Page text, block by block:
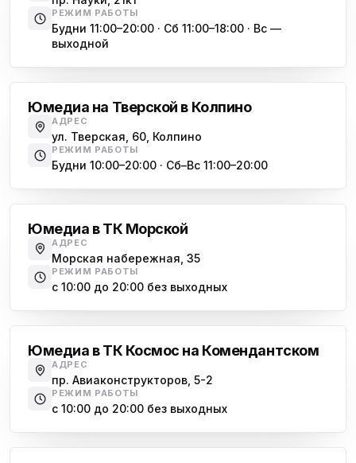
РЕЖИМ РАБОТЫ
Будни 11:00–20:00 · Сб 11:00–18:00 · Вс —
выходной
Юмедиа на Тверской в Колпино
АДРЕС
ул. Тверская, 60, Колпино
РЕЖИМ РАБОТЫ
Будни 10:00–20:00 · Сб–Вс 11:00–20:00
Юмедиа в ТК Морской
АДРЕС
Морская набережная, 35
РЕЖИМ РАБОТЫ
с 10:00 до 20:00 без выходных
Юмедиа в ТК Космос на Комендантском
АДРЕС
пр. Авиаконструкторов, 5-2
РЕЖИМ РАБОТЫ
с 10:00 до 20:00 без выходных